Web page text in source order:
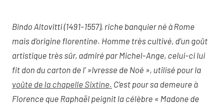
Bindo Altovitti (1491-1557), riche banquier né à Rome
mais d’origine florentine. Homme très cultivé, d’un goût
artistique très sûr, admiré par Michel-Ange, celui-ci lui
fit don du carton de l' »Ivresse de Noé », utilisé pour la
voûte de la chapelle Sixtine. C’est pour sa demeure à
Florence que Raphaël peignit la célèbre « Madone de